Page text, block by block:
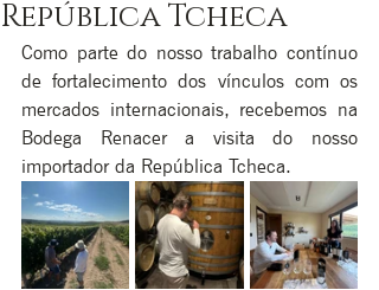
República Tcheca
Como parte do nosso trabalho contínuo
de fortalecimento dos vínculos com os
mercados internacionais, recebemos na
Bodega Renacer a visita do nosso
importador da República Tcheca.